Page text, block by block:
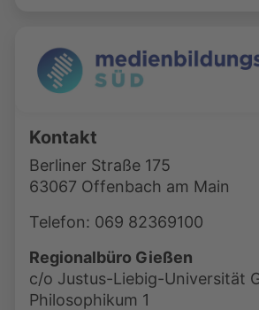
Kontakt
Berliner Straße 175
63067 Offenbach am Main
Telefon: 069 82369100
Regionalbüro Gießen
c/o Justus-Liebig-Universität
Philosophikum 1